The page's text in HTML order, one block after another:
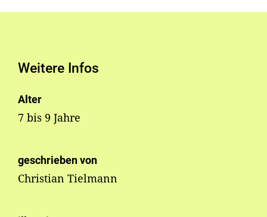
Weitere Infos
Alter
7 bis 9 Jahre
geschrieben von
Christian Tielmann